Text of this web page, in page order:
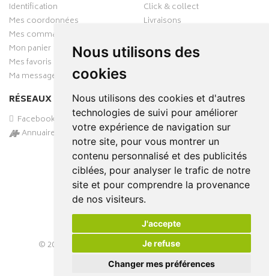
Nous utilisons des
cookies
Nous utilisons des cookies et d'autres
technologies de suivi pour améliorer
votre expérience de navigation sur
notre site, pour vous montrer un
contenu personnalisé et des publicités
ciblées, pour analyser le trafic de notre
site et pour comprendre la provenance
de nos visiteurs.
J'accepte
Je refuse
Changer mes préférences
Identification
Mes coordonnées
Mes commandes
Mon panier
Mes favoris
Ma messagerie
RÉSEAUX SOCIAUX
Facebook
Annuaire des pharmacies
Click & collect
Livraisons
PAIEMENT SÉCURISÉ
© 2026 – Tous droits réservés –
Apotekisto Pharmacie Cloud